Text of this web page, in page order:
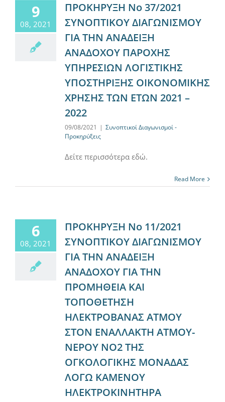
9
08, 2021
ΠΡΟΚΗΡΥΞΗ Νο 37/2021
ΣΥΝΟΠΤΙΚΟΥ ΔΙΑΓΩΝΙΣΜΟΥ
ΓΙΑ ΤΗΝ ΑΝΑΔΕΙΞΗ
ΑΝΑΔΟΧΟΥ ΠΑΡΟΧΗΣ
ΥΠΗΡΕΣΙΩΝ ΛΟΓΙΣΤΙΚΗΣ
ΥΠΟΣΤΗΡΙΞΗΣ ΟΙΚΟΝΟΜΙΚΗΣ
ΧΡΗΣΗΣ ΤΩΝ ΕΤΩΝ 2021 –
2022
09/08/2021 | Συνοπτικοί Διαγωνισμοί -
Προκηρύξεις
Δείτε περισσότερα εδώ.
Read More
6
08, 2021
ΠΡΟΚΗΡΥΞΗ Νο 11/2021
ΣΥΝΟΠΤΙΚΟΥ ΔΙΑΓΩΝΙΣΜΟΥ
ΓΙΑ ΤΗΝ ΑΝΑΔΕΙΞΗ
ΑΝΑΔΟΧΟΥ ΓΙΑ ΤΗΝ
ΠΡΟΜΗΘΕΙΑ ΚΑΙ
ΤΟΠΟΘΕΤΗΣΗ
ΗΛΕΚΤΡΟΒΑΝΑΣ ΑΤΜΟΥ
ΣΤΟΝ ΕΝΑΛΛΑΚΤΗ ΑΤΜΟΥ-
ΝΕΡΟΥ ΝΟ2 ΤΗΣ
ΟΓΚΟΛΟΓΙΚΗΣ ΜΟΝΑΔΑΣ
ΛΟΓΩ ΚΑΜΕΝΟΥ
ΗΛΕΚΤΡΟΚΙΝΗΤΗΡΑ